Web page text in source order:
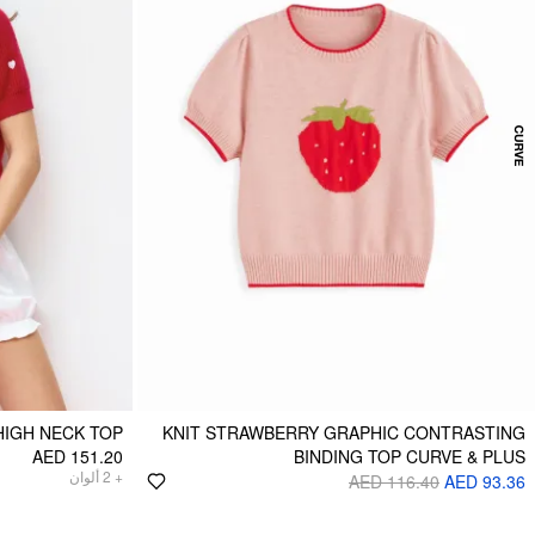
KNIT STRAWBERRY GRAPHIC CONTRASTING
BINDING TOP CURVE & PLUS
AED 93.36
AED 116.40
NECK TOP
AED 151.20
+
2ألوان